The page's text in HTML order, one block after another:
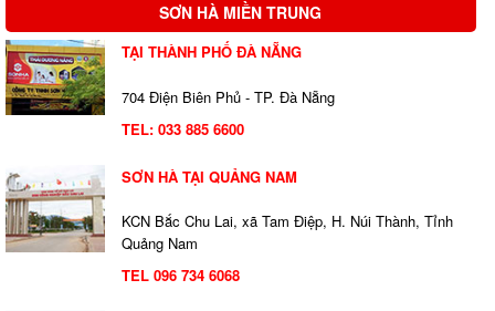
SƠN HÀ MIỀN TRUNG
TẠI THÀNH PHỐ ĐÀ NẴNG
704 Điện Biên Phủ - TP. Đà Nẵng
TEL: 033 885 6600
SƠN HÀ TẠI QUẢNG NAM
KCN Bắc Chu Lai, xã Tam Điệp, H. Núi Thành, Tỉnh
Quảng Nam
TEL 096 734 6068